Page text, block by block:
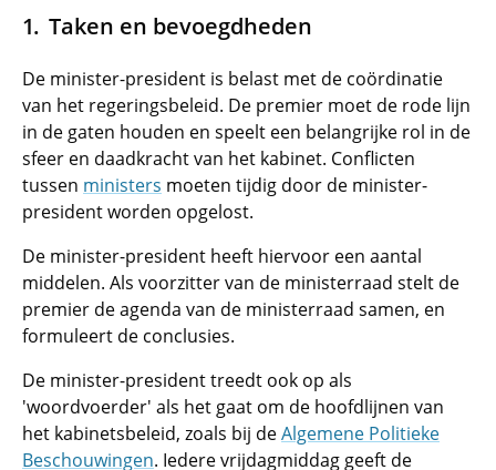
Taken en bevoegdheden
De minister-president is belast met de coördinatie
van het regeringsbeleid. De premier moet de rode lijn
in de gaten houden en speelt een belangrijke rol in de
sfeer en daadkracht van het kabinet. Conflicten
tussen ministers moeten tijdig door de minister-
president worden opgelost.
De minister-president heeft hiervoor een aantal
middelen. Als voorzitter van de ministerraad stelt de
premier de agenda van de ministerraad samen, en
formuleert de conclusies.
De minister-president treedt ook op als
'woordvoerder' als het gaat om de hoofdlijnen van
het kabinetsbeleid, zoals bij deAlgemene Politieke
Beschouwingen. Iedere vrijdagmiddag geeft de